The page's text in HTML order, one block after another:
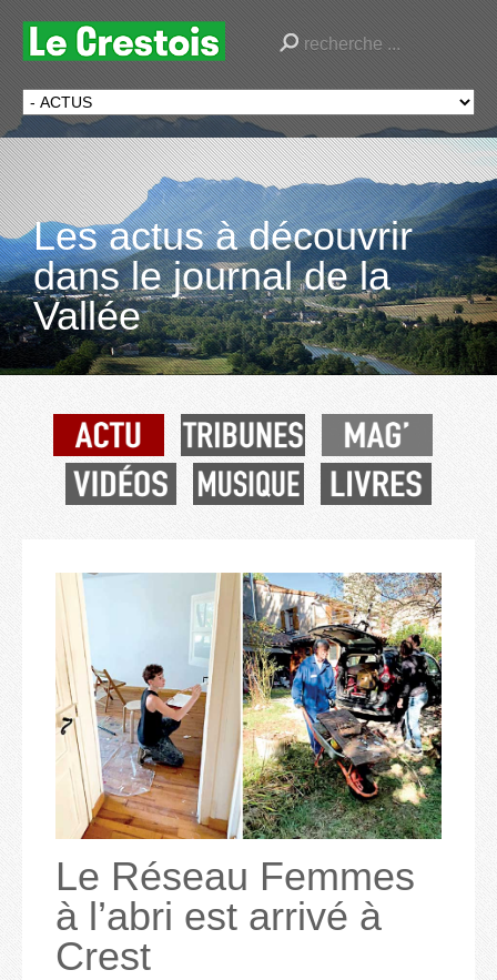
Les actus à découvrir
dans le journal de la
Vallée
Le Réseau Femmes
à l’abri est arrivé à
Crest